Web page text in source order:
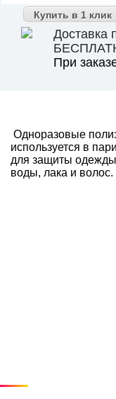
Купить в 1 клик
Доставка
При
Одноразовые
используется в
для защиты одежды
воды, лака и волос.